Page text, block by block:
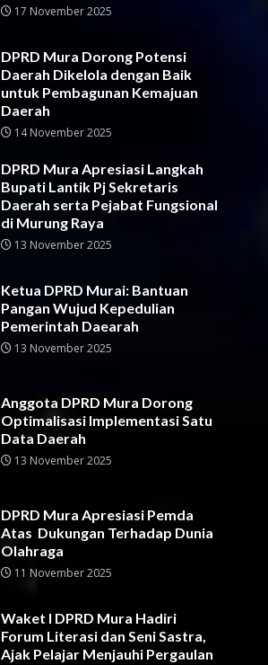
17 November 2025
DPRD Mura Dorong Potensi
Daerah Dikelola dengan Baik
untuk Pembagunan Kemajuan
Daerah
14 November 2025
DPRD Mura Apresiasi Langkah
Bupati Lantik Pj Sekretaris
Daerah serta Pejabat Fungsional
di Murung Raya
13 November 2025
Ketua DPRD Murai: Bantuan
Pangan Wujud Kepedulian
Pemerintah Daearah
13 November 2025
Anggota DPRD Mura Dorong
Optimalisasi Implementasi Satu
Data Daerah
13 November 2025
DPRD Mura Apresiasi Pemda
Atas Dukungan Terhadap Dunia
Olahraga
11 November 2025
Waket I DPRD Mura Hadiri
Forum Literasi dan Seni Sastra,
Ajak Pelajar Menjauhi Pergaulan